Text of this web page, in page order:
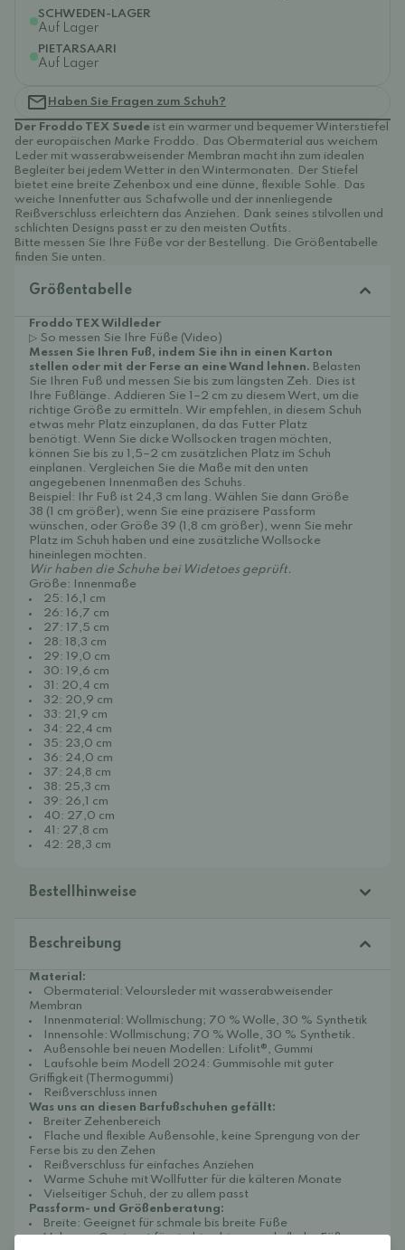
SCHWEDEN-LAGER
Auf Lager
PIETARSAARI
Auf Lager
Haben Sie Fragen zum Schuh?
Der Froddo TEX Suede ist ein warmer und bequemer Winterstiefel
der europäischen Marke Froddo. Das Obermaterial aus weichem
Leder mit wasserabweisender Membran macht ihn zum idealen
Begleiter bei jedem Wetter in den Wintermonaten. Der Stiefel
bietet eine breite Zehenbox und eine dünne, flexible Sohle. Das
weiche Innenfutter aus Schafwolle und der innenliegende
Reißverschluss erleichtern das Anziehen. Dank seines stilvollen und
schlichten Designs passt er zu den meisten Outfits.
Bitte messen Sie Ihre Füße vor der Bestellung. Die Größentabelle
finden Sie unten.
Größentabelle
Froddo TEX Wildleder
▷ So messen Sie Ihre Füße (Video)
Messen Sie Ihren Fuß, indem Sie ihn in einen Karton
stellen oder mit der Ferse an eine Wand lehnen. Belasten
Sie Ihren Fuß und messen Sie bis zum längsten Zeh. Dies ist
Ihre Fußlänge. Addieren Sie 1–2 cm zu diesem Wert, um die
richtige Größe zu ermitteln. Wir empfehlen, in diesem Schuh
etwas mehr Platz einzuplanen, da das Futter Platz
benötigt. Wenn Sie dicke Wollsocken tragen möchten,
können Sie bis zu 1,5–2 cm zusätzlichen Platz im Schuh
einplanen. Vergleichen Sie die Maße mit den unten
angegebenen Innenmaßen des Schuhs.
Beispiel: Ihr Fuß ist 24,3 cm lang. Wählen Sie dann Größe
38 (1 cm größer), wenn Sie eine präzisere Passform
wünschen, oder Größe 39 (1,8 cm größer), wenn Sie mehr
Platz im Schuh haben und eine zusätzliche Wollsocke
hineinlegen möchten.
Wir haben die Schuhe bei Widetoes geprüft.
Größe: Innenmaße
25: 16,1 cm
26: 16,7 cm
27: 17,5 cm
28: 18,3 cm
29: 19,0 cm
30: 19,6 cm
31: 20,4 cm
32: 20,9 cm
33: 21,9 cm
34: 22,4 cm
35: 23,0 cm
36: 24,0 cm
37: 24,8 cm
38: 25,3 cm
39: 26,1 cm
40: 27,0 cm
41: 27,8 cm
42: 28,3 cm
Bestellhinweise
Beschreibung
Material:
Obermaterial: Veloursleder mit wasserabweisender
Membran
Innenmaterial: Wollmischung; 70 % Wolle, 30 % Synthetik
Innensohle: Wollmischung; 70 % Wolle, 30 % Synthetik.
Außensohle bei neuen Modellen: Lifolit®, Gummi
Laufsohle beim Modell 2024: Gummisohle mit guter
Griffigkeit (Thermogummi)
Reißverschluss innen
Was uns an diesen Barfußschuhen gefällt:
Breiter Zehenbereich
Flache und flexible Außensohle, keine Sprengung von der
Ferse bis zu den Zehen
Reißverschluss für einfaches Anziehen
Warme Schuhe mit Wollfutter für die kälteren Monate
Vielseitiger Schuh, der zu allem passt
Passform- und Größenberatung:
Breite: Geeignet für schmale bis breite Füße
Volumen: Geeignet für niedrige bis normale/hohe Füße.